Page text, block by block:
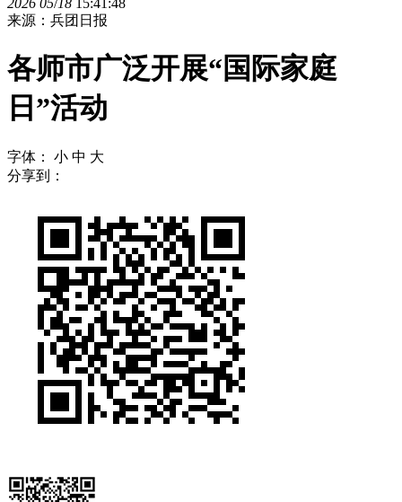
2026 05/18 15:41:48
来源：兵团日报
各师市广泛开展“国际家庭
日”活动
字体： 小 中 大
分享到：